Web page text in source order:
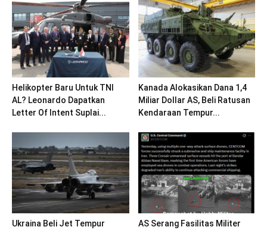
Helikopter Baru Untuk TNI
AL? Leonardo Dapatkan
Letter Of Intent Suplai...
Kanada Alokasikan Dana 1,4
Miliar Dollar AS, Beli Ratusan
Kendaraan Tempur...
Ukraina Beli Jet Tempur
AS Serang Fasilitas Militer